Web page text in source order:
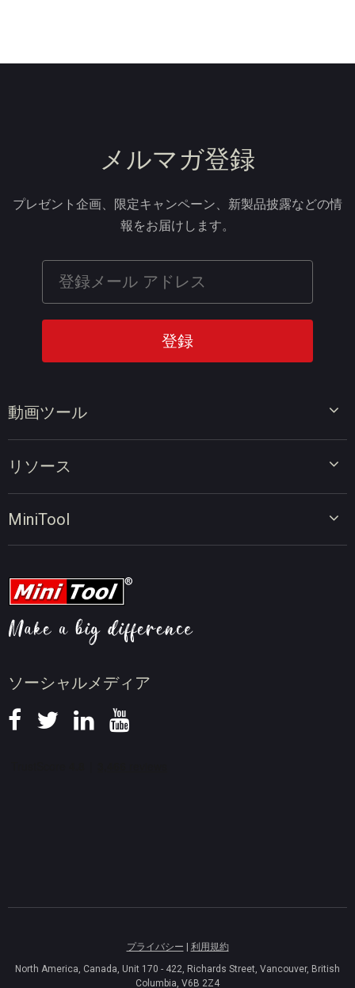
ソーシャルメディア
動画ツール
ビデオコンバーター
リソース
動画圧縮のヒント
ニュース
MiniTool
メルマガ登録
プレゼント企画、限定キャンペーン、新製品披露などの情
報をお届けします。
プライバシー
利用規約
North America, Canada, Unit 170 - 422, Richards Street, Vancouver, British
Columbia, V6B 2Z4